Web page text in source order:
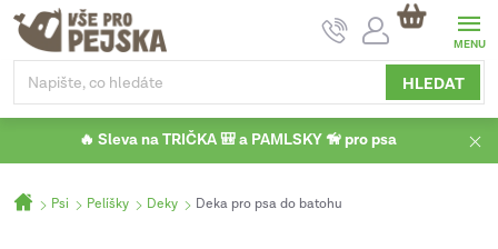
Přejít
obsah
HLEDAT
NÁKUPNÍ
KOŠÍK
🔥 Sleva na TRIČKA 🎒 a PAMLSKY 🦮 pro psa
Domů
Psi Pelíšky Deky Deka pro psa do batohu